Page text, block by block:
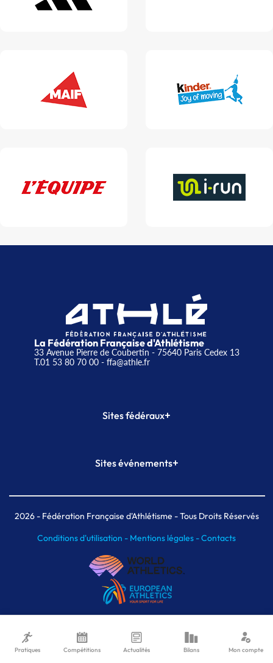
La Fédération Française d'Athlétisme
33 Avenue Pierre de Coubertin - 75640 Paris Cedex 13
T.01 53 80 70 00- ffa@athle.fr
Sites fédéraux+
Plateforme Formation
Sites événements+
Meeting de Paris indoor
MAIF Ekiden de Paris
2026- Fédération Française d'Athlétisme - Tous Droits Réservés
Conditions d'utilisation - Mentions légales -Contacts
Pratiques Compétitions Actualités Bilans Mon compte